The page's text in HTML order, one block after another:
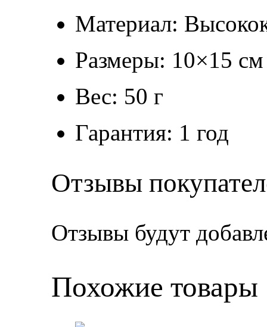
Материал:
Размеры: 10×15 см
Вес: 50 г
Гарантия: 1 год
Отзывы
Отзывы будут
Похожие товары